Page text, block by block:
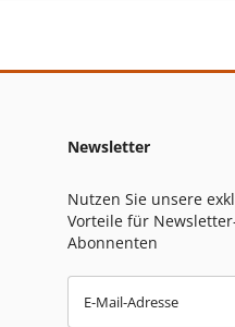
Newsletter
Nutzen Sie unsere
Vorteile für
Abonnenten
E-Mail-Adresse